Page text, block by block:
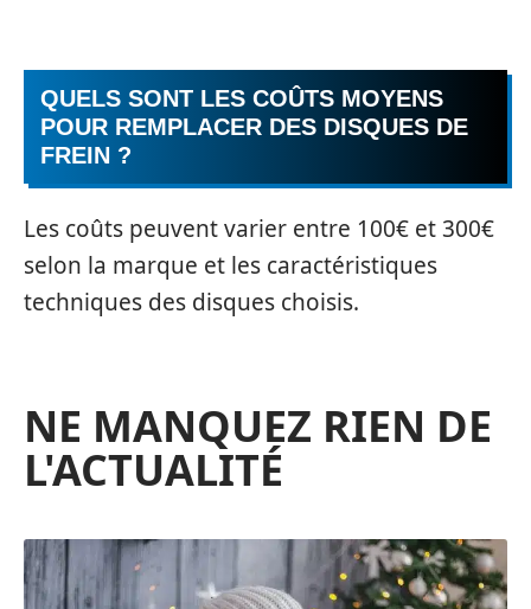
QUELS SONT LES COÛTS MOYENS
POUR REMPLACER DES DISQUES DE
FREIN ?
Les coûts peuvent varier entre 100€ et 300€
selon la marque et les caractéristiques
techniques des disques choisis.
NE MANQUEZ RIEN DE
L'ACTUALITÉ